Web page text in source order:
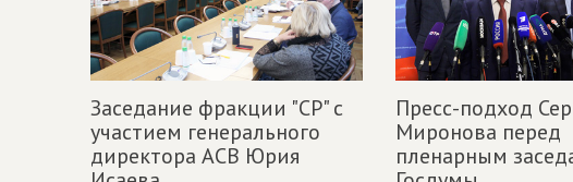
Заседание фракции "СР" с
участием генерального
директора АСВ Юрия
Пресс-подход
Миронова перед
пленарным